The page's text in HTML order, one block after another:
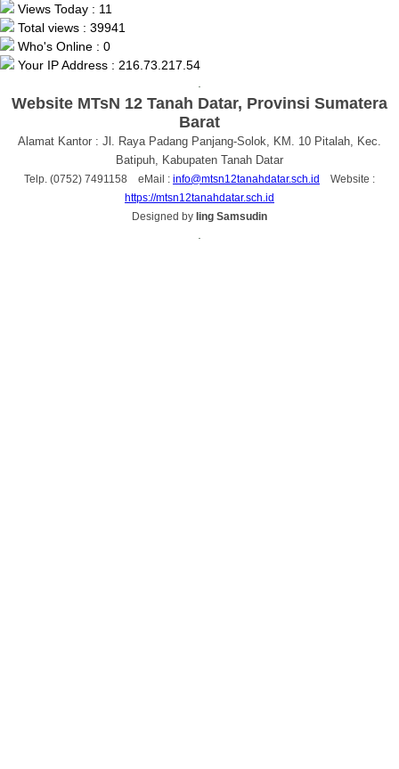
Views Today : 11
Total views : 39941
Who's Online : 0
Your IP Address : 216.73.217.54
Website MTsN 12 Tanah Datar, Provinsi Sumatera
Barat
Alamat Kantor : Jl. Raya Padang Panjang-Solok, KM. 10 Pitalah, Kec.
Batipuh, Kabupaten Tanah Datar
Telp. (0752) 7491158 eMail : info@mtsn12tanahdatar.sch.id
Website :
https://mtsn12tanahdatar.sch.id
Designed by Iing Samsudin